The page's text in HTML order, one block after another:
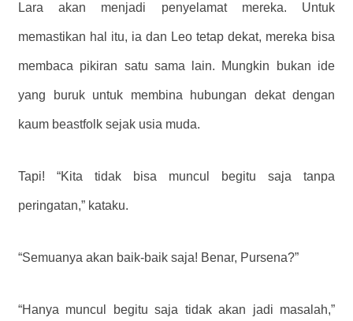
Lara akan menjadi penyelamat mereka. Untuk
memastikan hal itu, ia dan Leo tetap dekat, mereka bisa
membaca pikiran satu sama lain. Mungkin bukan ide
yang buruk untuk membina hubungan dekat dengan
kaum beastfolk sejak usia muda.
Tapi! “Kita tidak bisa muncul begitu saja tanpa
peringatan,” kataku.
“Semuanya akan baik-baik saja! Benar, Pursena?”
“Hanya muncul begitu saja tidak akan jadi masalah,”